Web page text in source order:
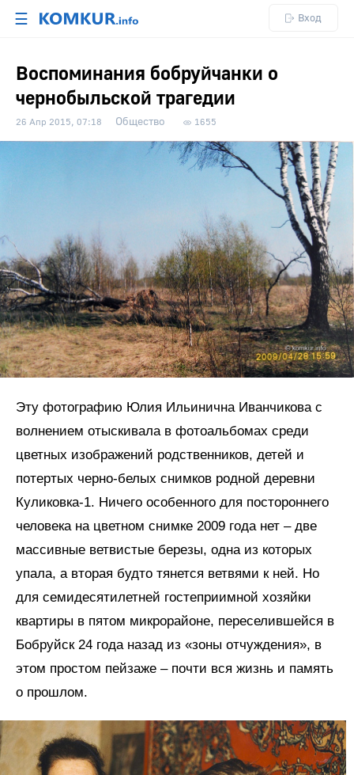
☰ Вход
Воспоминания бобруйчанки о
чернобыльской трагедии
26 Апр 2015, 07:18 Общество 1655
Эту фотографию Юлия Ильинична Иванчикова с
волнением отыскивала в фотоальбомах среди
цветных изображений родственников, детей и
потертых черно-белых снимков родной деревни
Куликовка-1. Ничего особенного для постороннего
человека на цветном снимке 2009 года нет – две
массивные ветвистые березы, одна из которых
упала, а вторая будто тянется ветвями к ней. Но
для семидесятилетней гостеприимной хозяйки
квартиры в пятом микрорайоне, переселившейся в
Бобруйск 24 года назад из «зоны отчуждения», в
этом простом пейзаже – почти вся жизнь и память
о прошлом.